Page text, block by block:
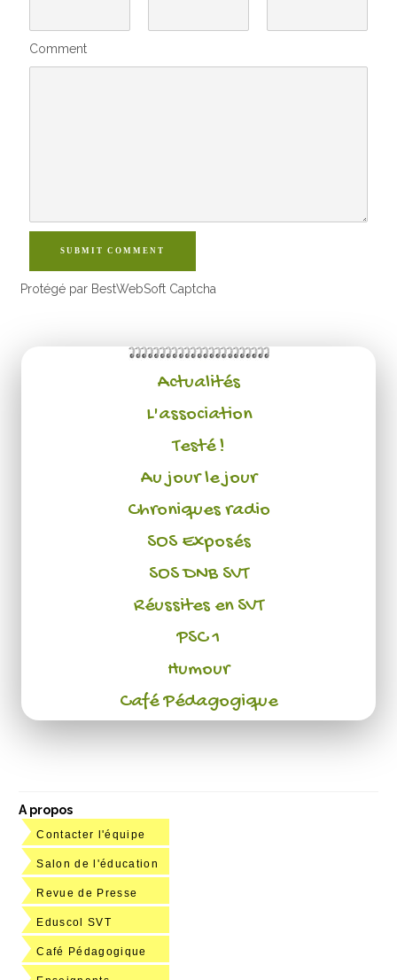
Comment
SUBMIT COMMENT
Protégé par BestWebSoft Captcha
Actualités
L'association
Testé !
Au jour le jour
Chroniques radio
SOS Exposés
SOS DNB SVT
Réussites en SVT
PSC 1
Humour
Café Pédagogique
A propos
Contacter l'équipe
Salon de l'éducation
Revue de Presse
Eduscol SVT
Café Pédagogique